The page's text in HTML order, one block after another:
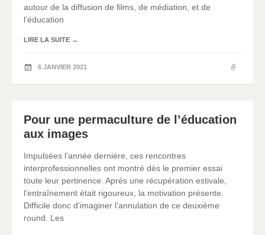
autour de la diffusion de films, de médiation, et de
l’éducation
LIRE LA SUITE →
6 JANVIER 2021
Pour une permaculture de l’éducation
aux images
Impulsées l’année dernière, ces rencontres
interprofessionnelles ont montré dès le premier essai
toute leur pertinence. Après une récupération estivale,
l’entraînement était rigoureux, la motivation présente.
Difficile donc d’imaginer l’annulation de ce deuxième
round. Les